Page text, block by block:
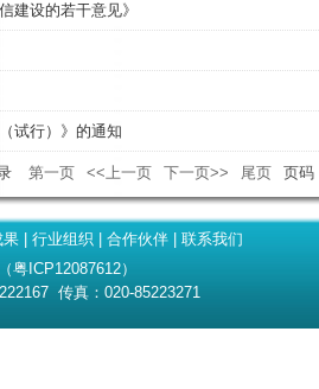
设的若干意见》
试行）》的通知
第一页 <<上一页 下一页>> 尾页 页码
果| 行业组织 合作伙伴| 联系我们
ICP12087612）
传真：020-85223271